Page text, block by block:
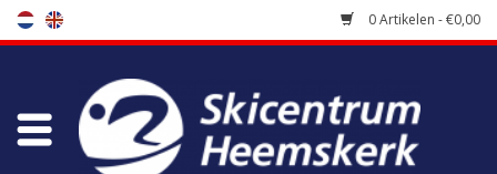
0 Artikelen - €0,00
Winkel